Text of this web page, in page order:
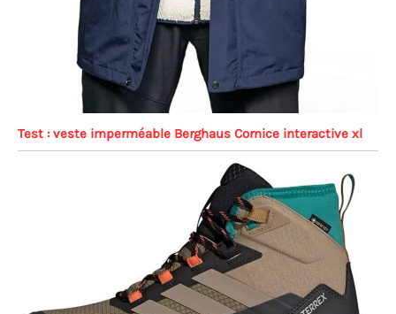
Test : veste imperméable Berghaus Cornice interactive xl